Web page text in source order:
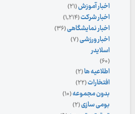
اخبار آموزش(۲۱)
اخبار شرکت(۱,۲۱۴)
اخبار نمایشگاهی(۳۶)
اخبار ورزشی(۷)
اسلایدر
(۶۰)
اطلاعیه ها(۲)
افتخارات(۲۲)
بدون مجموعه(۱۰)
بومی سازی(۲)